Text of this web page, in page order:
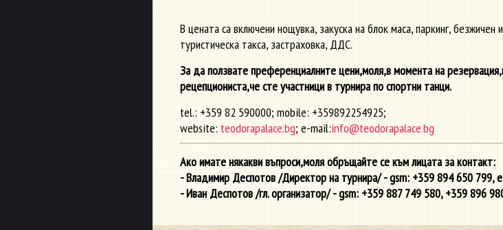
В цената са включени нощувка, закуска на блок маса, паркинг, безжичен
туристическа такса, застраховка, ДДС.
За да ползвате преференциалните цени,моля,в момента на
рецепциониста,че сте участници в турнира по спортни танци.
tel.: +359 82 590000; mobile: +359892254925;
website: teodorapalace.bg; e-mail:info@teodorapalace.bg
Ако имате някакви въпроси,моля обръщайте се към лицата за контакт:
- Владимир Деспотов /Директор на турнира/ - gsm: +359 894 650 799,
- Иван Деспотов /гл. организатор/ - gsm: +359 887 749 580, +359 896